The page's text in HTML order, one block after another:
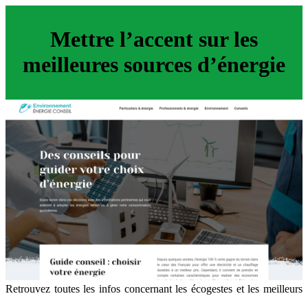
Mettre l’accent sur les
meilleures sources d’énergie
Retrouvez toutes les infos concernant les écogestes et les meilleurs